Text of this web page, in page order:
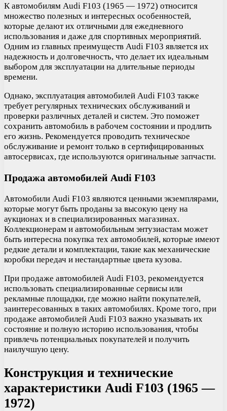
К автомобилям Audi F103 (1965 — 1972) относится
множество полезных и интересных особенностей,
которые делают их отличными для ежедневного
использования и даже для спортивных мероприятий.
Одним из главных преимуществ Audi F103 является их
надежность и долговечность, что делает их идеальным
выбором для эксплуатации на длительные периоды
времени.
Однако, эксплуатация автомобилей Audi F103 также
требует регулярных технических обслуживаний и
проверки различных деталей и систем. Это поможет
сохранить автомобиль в рабочем состоянии и продлить
его жизнь. Рекомендуется проводить техническое
обслуживание и ремонт только в сертифицированных
автосервисах, где используются оригинальные запчасти.
Продажа автомобилей Audi F103
Автомобили Audi F103 являются ценными экземплярами,
которые могут быть проданы за высокую цену на
аукционах и в специализированных магазинах.
Коллекционерам и автомобильным энтузиастам может
быть интересна покупка тех автомобилей, которые имеют
редкие детали и комплектации, такие как механические
коробки передач и нестандартные цвета кузова.
При продаже автомобилей Audi F103, рекомендуется
использовать специализированные сервисы или
рекламные площадки, где можно найти покупателей,
заинтересованных в таких автомобилях. Кроме того, при
продаже автомобилей Audi F103 важно указывать их
состояние и полную историю использования, чтобы
привлечь потенциальных покупателей и получить
наилучшую цену.
Конструкция и технические
характеристики Audi F103 (1965 —
1972)